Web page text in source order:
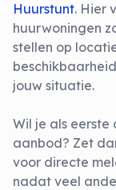
Huurstunt. Hier
huurwoningen
stellen op
jouw situatie.
Wil je als eerste
aanbod? Zet
voor directe
nadat veel